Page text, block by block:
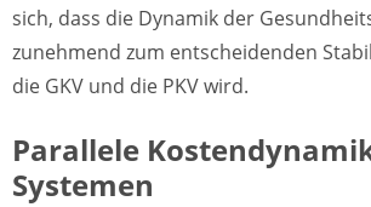
sich, dass die Dynamik der
zunehmend zum entscheidenden
die GKV und die PKV wird.
Parallele
Systemen